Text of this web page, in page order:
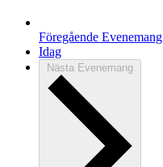
Föregående Evenemang
Idag
Nästa Evenemang